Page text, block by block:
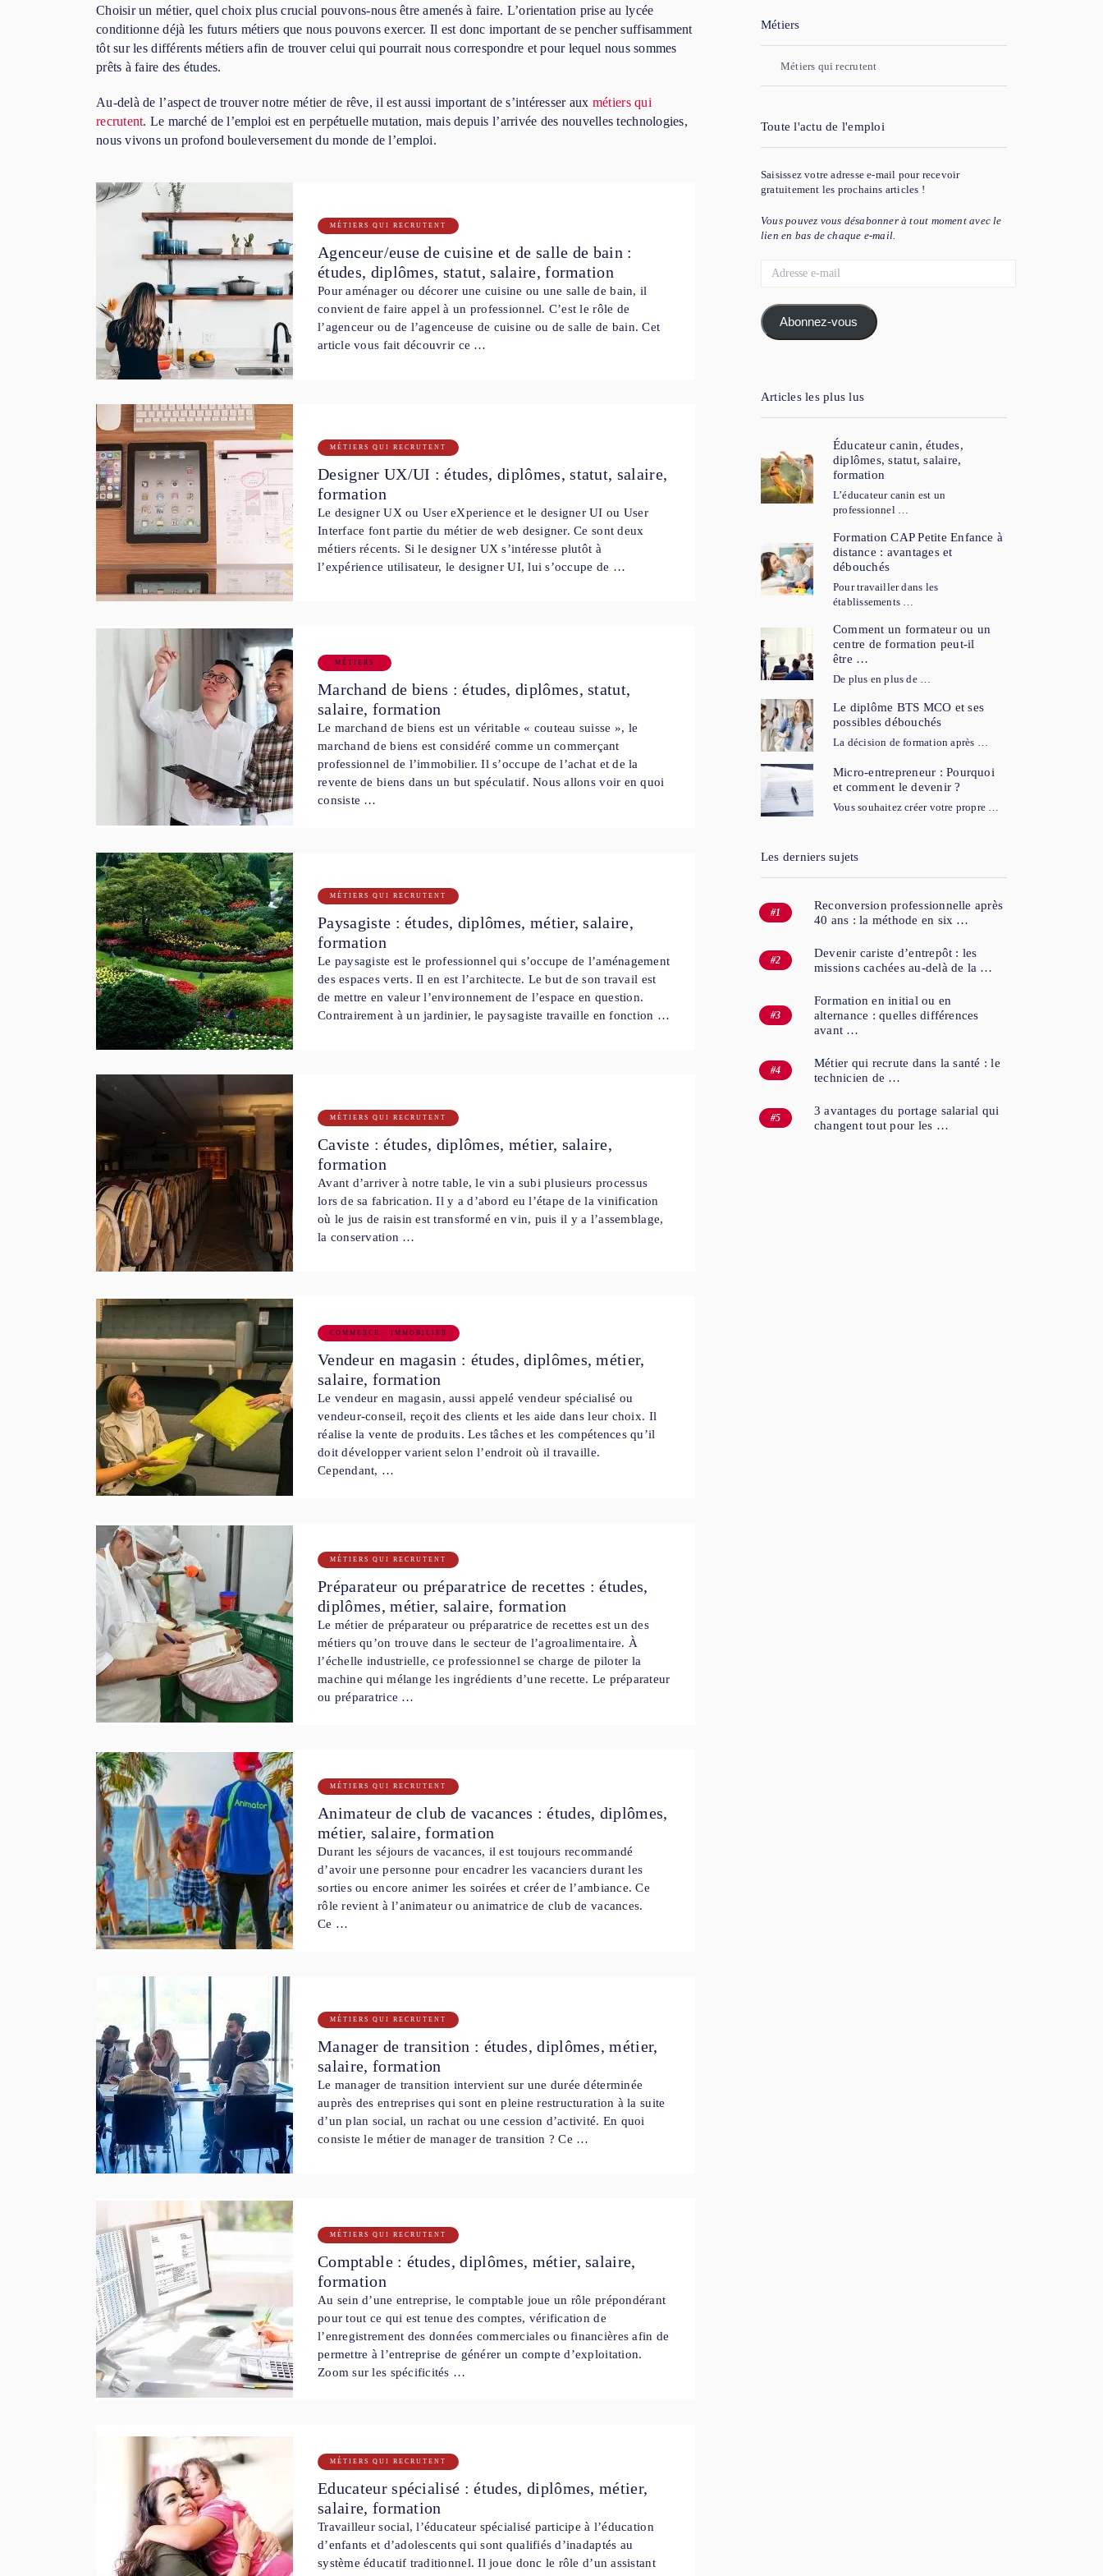
Choisir un métier, quel choix plus crucial pouvons-nous être amenés à faire. L’orientation prise au lycée
conditionne déjà les futurs métiers que nous pouvons exercer. Il est donc important de se pencher suffisamment
tôt sur les différents métiers afin de trouver celui qui pourrait nous correspondre et pour lequel nous sommes
prêts à faire des études.
Au-delà de l’aspect de trouver notre métier de rêve, il est aussi important de s’intéresser aux métiers qui
recrutent. Le marché de l’emploi est en perpétuelle mutation, mais depuis l’arrivée des nouvelles technologies,
nous vivons un profond bouleversement du monde de l’emploi.
MÉTIERS QUI RECRUTENT
Agenceur/euse de cuisine et de salle de bain :
études, diplômes, statut, salaire, formation
Pour aménager ou décorer une cuisine ou une salle de bain, il
convient de faire appel à un professionnel. C’est le rôle de
l’agenceur ou de l’agenceuse de cuisine ou de salle de bain. Cet
article vous fait découvrir ce …
MÉTIERS QUI RECRUTENT
Designer UX/UI : études, diplômes, statut, salaire,
formation
Le designer UX ou User eXperience et le designer UI ou User
Interface font partie du métier de web designer. Ce sont deux
métiers récents. Si le designer UX s’intéresse plutôt à
l’expérience utilisateur, le designer UI, lui s’occupe de …
MÉTIERS
Marchand de biens : études, diplômes, statut,
salaire, formation
Le marchand de biens est un véritable « couteau suisse », le
marchand de biens est considéré comme un commerçant
professionnel de l’immobilier. Il s’occupe de l’achat et de la
revente de biens dans un but spéculatif. Nous allons voir en quoi
consiste …
MÉTIERS QUI RECRUTENT
Paysagiste : études, diplômes, métier, salaire,
formation
Le paysagiste est le professionnel qui s’occupe de l’aménagement
des espaces verts. Il en est l’architecte. Le but de son travail est
de mettre en valeur l’environnement de l’espace en question.
Contrairement à un jardinier, le paysagiste travaille en fonction …
MÉTIERS QUI RECRUTENT
Caviste : études, diplômes, métier, salaire,
formation
Avant d’arriver à notre table, le vin a subi plusieurs processus
lors de sa fabrication. Il y a d’abord eu l’étape de la vinification
où le jus de raisin est transformé en vin, puis il y a l’assemblage,
la conservation …
COMMERCE - IMMOBILIER
Vendeur en magasin : études, diplômes, métier,
salaire, formation
Le vendeur en magasin, aussi appelé vendeur spécialisé ou
vendeur-conseil, reçoit des clients et les aide dans leur choix. Il
réalise la vente de produits. Les tâches et les compétences qu’il
doit développer varient selon l’endroit où il travaille.
Cependant, …
MÉTIERS QUI RECRUTENT
Préparateur ou préparatrice de recettes : études,
diplômes, métier, salaire, formation
Le métier de préparateur ou préparatrice de recettes est un des
métiers qu’on trouve dans le secteur de l’agroalimentaire. À
l’échelle industrielle, ce professionnel se charge de piloter la
machine qui mélange les ingrédients d’une recette. Le préparateur
ou préparatrice …
MÉTIERS QUI RECRUTENT
Animateur de club de vacances : études, diplômes,
métier, salaire, formation
Durant les séjours de vacances, il est toujours recommandé
d’avoir une personne pour encadrer les vacanciers durant les
sorties ou encore animer les soirées et créer de l’ambiance. Ce
rôle revient à l’animateur ou animatrice de club de vacances.
Ce …
MÉTIERS QUI RECRUTENT
Manager de transition : études, diplômes, métier,
salaire, formation
Le manager de transition intervient sur une durée déterminée
auprès des entreprises qui sont en pleine restructuration à la suite
d’un plan social, un rachat ou une cession d’activité. En quoi
consiste le métier de manager de transition ? Ce …
MÉTIERS QUI RECRUTENT
Comptable : études, diplômes, métier, salaire,
formation
Au sein d’une entreprise, le comptable joue un rôle prépondérant
pour tout ce qui est tenue des comptes, vérification de
l’enregistrement des données commerciales ou financières afin de
permettre à l’entreprise de générer un compte d’exploitation.
Zoom sur les spécificités …
MÉTIERS QUI RECRUTENT
Educateur spécialisé : études, diplômes, métier,
salaire, formation
Travailleur social, l’éducateur spécialisé participe à l’éducation
d’enfants et d’adolescents qui sont qualifiés d’inadaptés au
système éducatif traditionnel. Il joue donc le rôle d’un assistant
Métiers
Métiers qui recrutent
Toute l'actu de l'emploi
Saisissez votre adresse e-mail pour recevoir
gratuitement les prochains articles !
Vous pouvez vous désabonner à tout moment avec le
lien en bas de chaque e-mail.
Adresse
Abonnez-vous
Articles les plus lus
Éducateur canin, études,
diplômes, statut, salaire,
formation
L’éducateur canin est un
professionnel …
Formation CAP Petite Enfance à
distance : avantages et
débouchés
Pour travailler dans les
établissements …
Comment un formateur ou un
centre de formation peut-il
être …
De plus en plus de …
Le diplôme BTS MCO et ses
possibles débouchés
La décision de formation après …
Micro-entrepreneur : Pourquoi
et comment le devenir ?
Vous souhaitez créer votre propre …
Les derniers sujets
Reconversion professionnelle après
40 ans : la méthode en six …
Devenir cariste d’entrepôt : les
missions cachées au-delà de la …
Formation en initial ou en
alternance : quelles différences
avant …
Métier qui recrute dans la santé : le
technicien de …
3 avantages du portage salarial qui
changent tout pour les …